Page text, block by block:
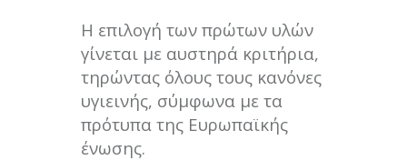
Η επιλογή των πρώτων υλών
γίνεται με αυστηρά κριτήρια,
τηρώντας όλους τους κανόνες
υγιεινής, σύμφωνα με τα
πρότυπα της Ευρωπαϊκής
ένωσης.